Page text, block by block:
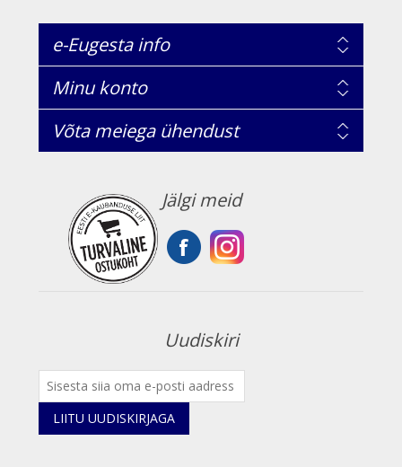
e-Eugesta info
Minu konto
Võta meiega ühendust
Jälgi meid
Uudiskiri
LIITU UUDISKIRJAGA